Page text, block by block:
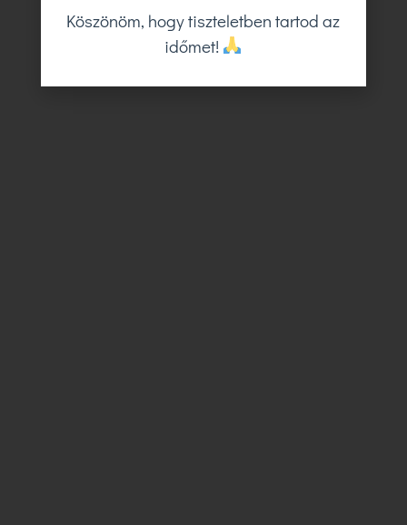
Köszönöm, hogy tiszteletben tartod az
időmet!